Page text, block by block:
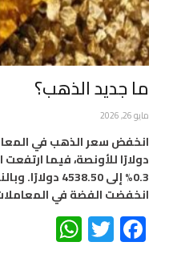
ما جديد الذهب؟
مايو 26, 2026
دولارًا للأونصة، فيما
0.3% إلى
انخفضت ​الفضة في
Facebook
Twitter